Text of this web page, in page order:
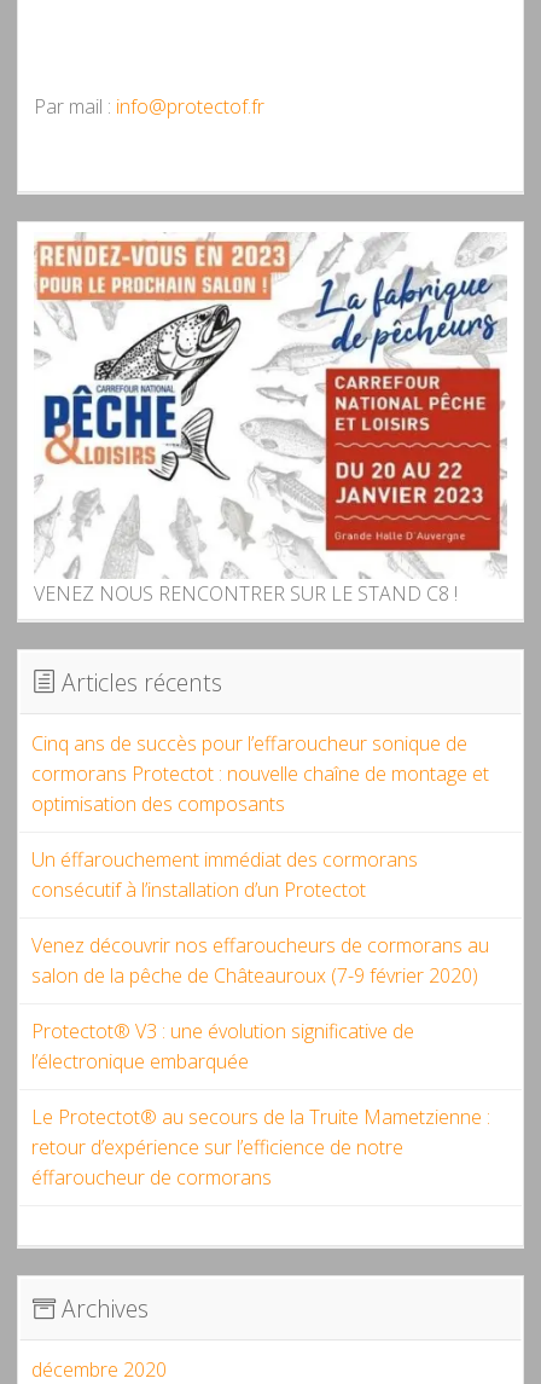
Par mail : info@protectof.fr
VENEZ NOUS RENCONTRER SUR LE STAND C8 !
Articles récents
Cinq ans de succès pour l’effaroucheur sonique de
cormorans Protectot : nouvelle chaîne de montage et
optimisation des composants
Un éffarouchement immédiat des cormorans
consécutif à l’installation d’un Protectot
Venez découvrir nos effaroucheurs de cormorans au
salon de la pêche de Châteauroux (7-9 février 2020)
Protectot® V3 : une évolution significative de
l’électronique embarquée
Le Protectot® au secours de la Truite Mametzienne :
retour d’expérience sur l’efficience de notre
éffaroucheur de cormorans
Archives
décembre 2020